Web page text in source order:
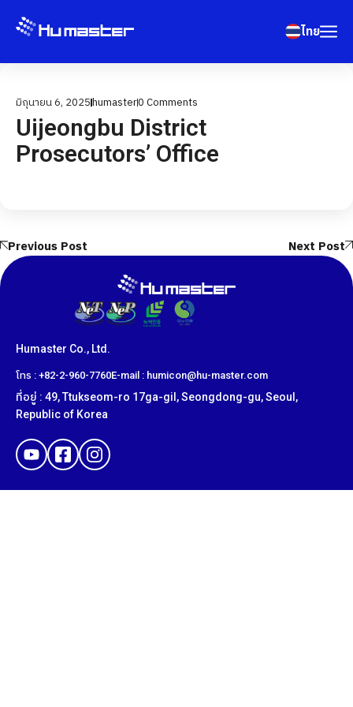
ไทย
มิถุนายน 6, 2025humaster0Comments
Uijeongbu District
Prosecutors’ Office
Previous Post Next Post
Humaster Co., Ltd.
โทร : +82-2-960-7760E-mail : humicon@hu-master.com
ที่อยู่ : 49, Ttukseom-ro 17ga-gil, Seongdong-gu, Seoul,
Republic of Korea